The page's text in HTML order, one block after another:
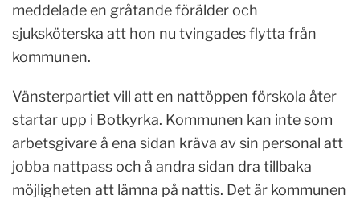
meddelade en gråtande förälder och
sjuksköterska att hon nu tvingades flytta från
kommunen.
Vänsterpartiet vill att en nattöppen förskola åter
startar upp i Botkyrka. Kommunen kan inte som
arbetsgivare å ena sidan kräva av sin personal att
jobba nattpass och å andra sidan dra tillbaka
möjligheten att lämna på nattis. Det är kommunen